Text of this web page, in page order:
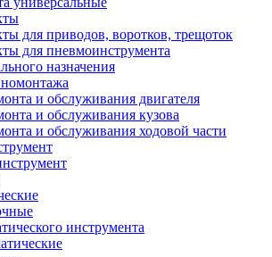
для приводов, воротков, трещоток
для пневмоинструмента
назначения
и обслуживания двигателя
и обслуживания кузова
и обслуживания ходовой части
инструмента